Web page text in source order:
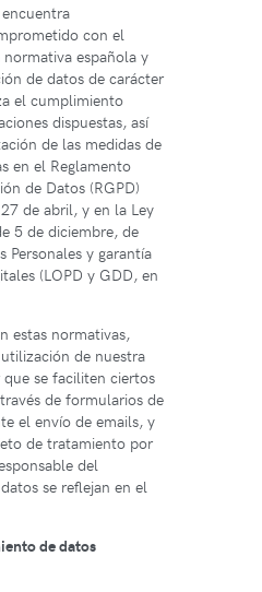
con el
española y
de datos de carácter
el cumplimiento
dispuestas, así
de las medidas de
en el Reglamento
de Datos (RGPD)
de abril, y en la Ley
5 de diciembre, de
Personales y garantía
(LOPD y GDD, en
estas normativas,
de nuestra
se faciliten ciertos
de formularios de
el envío de emails, y
de tratamiento por
del
se reflejan en el
de datos